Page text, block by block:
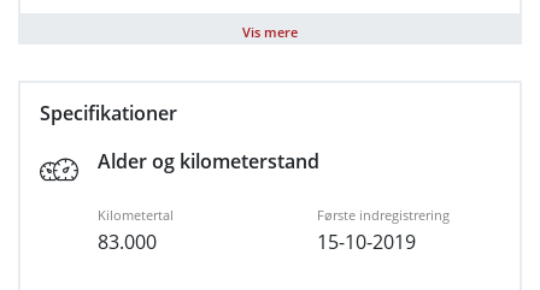
Højdejusterbart førersæde
Kopholder
Multifunktionsrat
Automatisk lys
Vis mere
Specifikationer
Alder og kilometerstand
Kilometertal
83.000
Første indregistrering
15-10-2019